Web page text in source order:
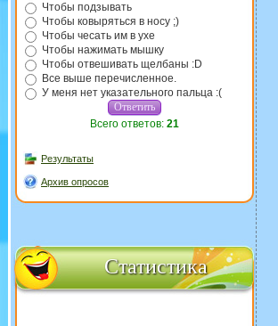
Чтобы подзывать
Чтобы ковыряться в носу ;)
Чтобы чесать им в ухе
Чтобы нажимать мышку
Чтобы отвешивать щелбаны :D
Все выше перечисленное.
У меня нет указательного пальца :(
Всего ответов: 21
Результаты
Архив опросов
Статистика